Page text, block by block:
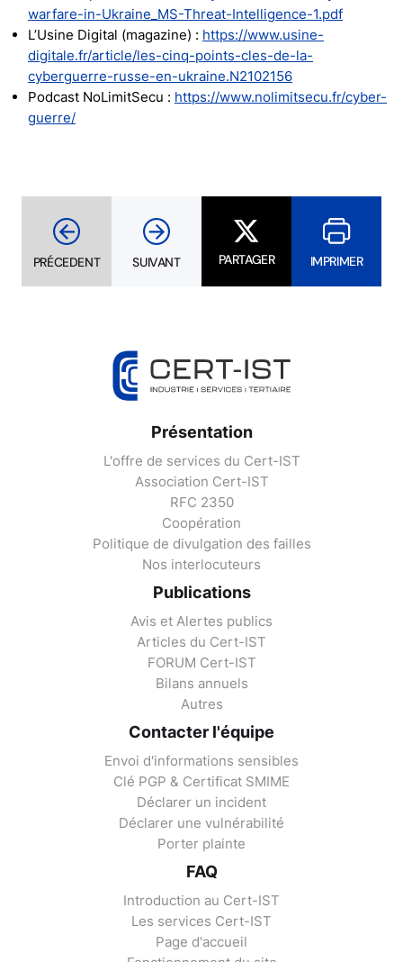
warfare-in-Ukraine_MS-Threat-Intelligence-1.pdf
L’Usine Digital (magazine) : https://www.usine-
digitale.fr/article/les-cinq-points-cles-de-la-
cyberguerre-russe-en-ukraine.N2102156
Podcast NoLimitSecu : https://www.nolimitsecu.fr/cyber-
guerre/
PRÉCEDENT SUIVANT PARTAGER IMPRIMER
Présentation
L'offre de services du Cert-IST
Association Cert-IST
RFC 2350
Coopération
Politique de divulgation des failles
Nos interlocuteurs
Publications
Avis et Alertes publics
Articles du Cert-IST
FORUM Cert-IST
Bilans annuels
Autres
Contacter l'équipe
Envoi d'informations sensibles
Clé PGP & Certificat SMIME
Déclarer un incident
Déclarer une vulnérabilité
Porter plainte
FAQ
Introduction au Cert-IST
Les services Cert-IST
Page d'accueil